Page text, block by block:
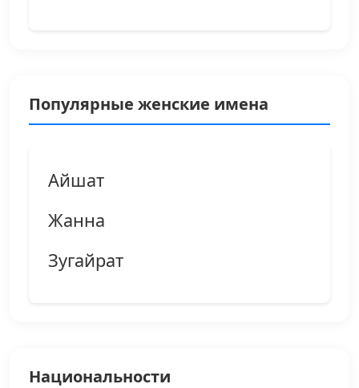
Популярные женские имена
Айшат
Жанна
Зугайрат
Национальности